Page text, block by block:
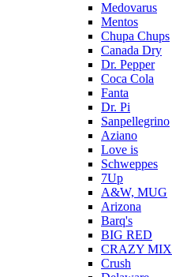
Medovarus
Mentos
Chupa Chups
Canada Dry
Dr. Pepper
Coca Cola
Fanta
Dr. Pi
Sanpellegrino
Aziano
Love is
Schweppes
7Up
A&W, MUG
Arizona
Barq's
BIG RED
CRAZY MIX
Crush